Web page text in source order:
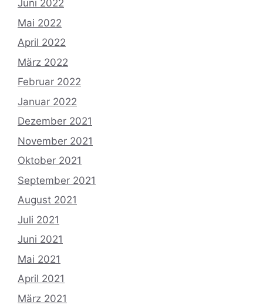
Juni 2022
Mai 2022
April 2022
März 2022
Februar 2022
Januar 2022
Dezember 2021
November 2021
Oktober 2021
September 2021
August 2021
Juli 2021
Juni 2021
Mai 2021
April 2021
März 2021